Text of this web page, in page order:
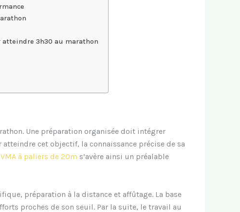
3h30 au marathon
Une préparation organisée doit intégrer
cet objectif, la connaissance précise de sa
à paliers de 20m s’avère ainsi un préalable
préparation à la distance et affûtage. La base
proches de son seuil. Par la suite, le travail au